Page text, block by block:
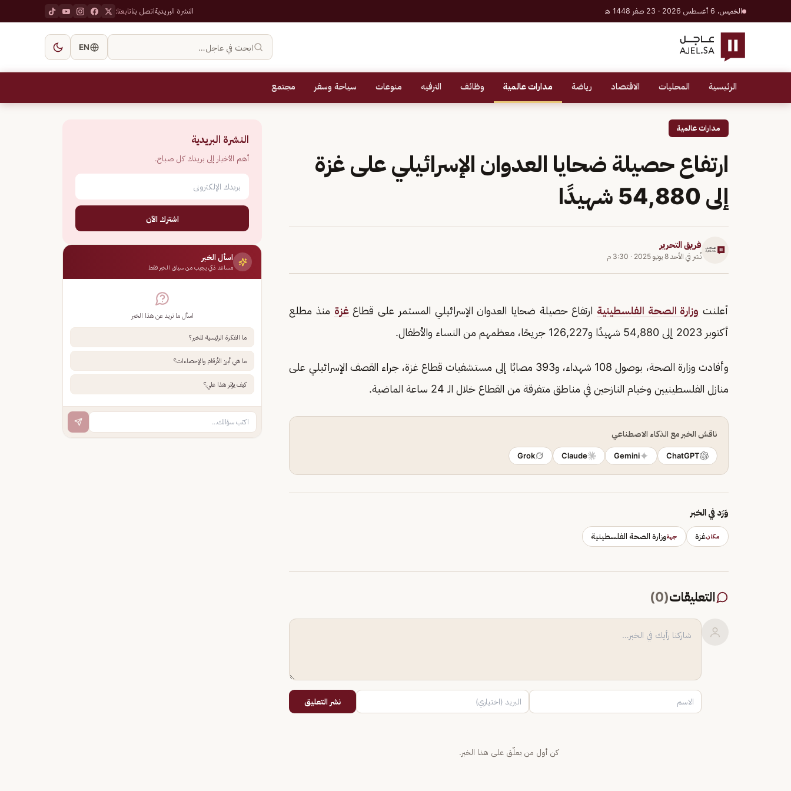
الخميس، 6 أغسطس 2026 · 23 صفر 1448 هـ النشرة البريديةاتصل بناتابعنا:
ابحث في عاجل… EN
الرئيسية المحليات الاقتصاد رياضة مدارات عالمية وظائف الترفيه منوعات سياحة وسفر مجتمع
مدارات عالمية
ارتفاع حصيلة ضحايا العدوان الإسرائيلي على غزة
إلى 54,880 شهيدًا
فريق التحرير
نُشر في الأحد 8 يونيو 2025 · 3:30 م
أعلنت وزارة الصحة الفلسطينية ارتفاع حصيلة ضحايا العدوان الإسرائيلي المستمر على قطاعغزة منذ مطلع
أكتوبر 2023 إلى 54,880 شهيدًا و126,227 جريحًا، معظمهم من النساء والأطفال.
وأفادت وزارة الصحة، بوصول 108 شهداء، و393 مصابًا إلى مستشفيات قطاع غزة، جراء القصف الإسرائيلي على
منازل الفلسطينيين وخيام النازحين في مناطق متفرقة من القطاع خلال الـ 24 ساعة الماضية.
ناقش الخبر مع الذكاء الاصطناعي
ChatGPT
Gemini
Claude
Grok
وَرَد في الخبر
مكانغزة جهةوزارة الصحة الفلسطينية
التعليقات(
0
)
نشر التعليق
كن أول من يعلّق على هذا الخبر.
النشرة البريدية
أهم الأخبار إلى بريدك كل صباح.
اشترك الآن
اسأل الخبر
مساعد ذكي يجيب من سياق الخبر فقط
اسأل ما تريد عن هذا الخبر
ما الفكرة الرئيسية للخبر؟
ما هي أبرز الأرقام والإحصاءات؟
كيف يؤثر هذا علي؟